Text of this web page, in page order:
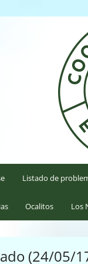
Listado de
Ocalitos Los
(24/05/